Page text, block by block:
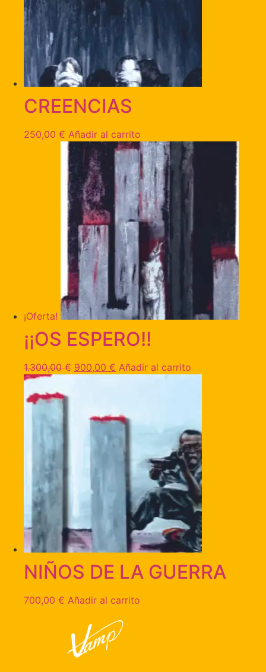
CREENCIAS
250,00 € Añadir al carrito
¡Oferta!
¡¡OS ESPERO!!
1.300,00€ 900,00 € Añadir al carrito
NIÑOS DE LA GUERRA
700,00 € Añadir al carrito